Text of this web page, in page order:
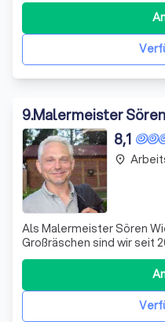
Gründung im Jahr 2002
von Fassaden spezialisiert
eine umfassende Beratung
9.Malermeister
8,1
Als Malermeister Sören
Großräschen sind wir seit
für exklusive
Wärmedämmung und
und Verstand gestalten wir
Raumambiente, verleihen
place